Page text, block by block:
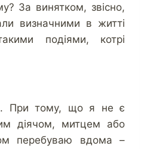
За винятком, звісно,
визначними в житті
подіями, котрі
При тому, що я не є
діячом, митцем або
перебуваю вдома –